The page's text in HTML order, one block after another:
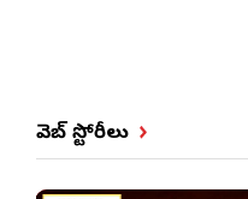
వెబ్ స్టోరీలు